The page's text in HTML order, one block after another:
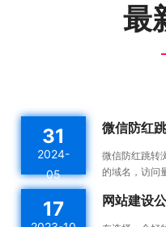
最
31
2024-
05
微信防红
微信防红跳转
的域名，访问
单。这...
17 网站建设